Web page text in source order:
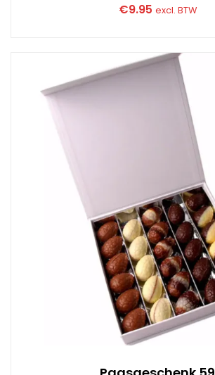
€9.95 excl. BTW